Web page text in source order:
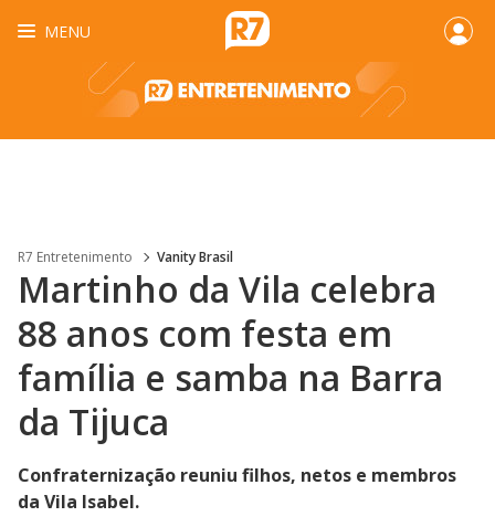
MENU
R7 Entretenimento Vanity Brasil
Martinho da Vila celebra
88 anos com festa em
família e samba na Barra
da Tijuca
Confraternização reuniu filhos, netos e membros
da Vila Isabel.